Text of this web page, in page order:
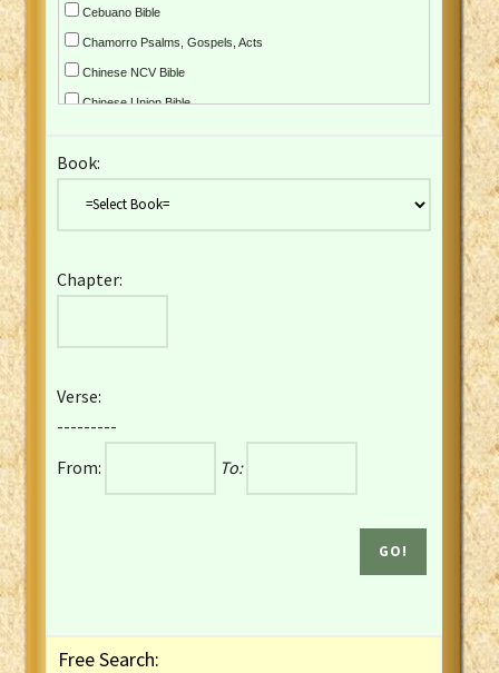
Cebuano Bible
Chamorro Psalms, Gospels, Acts
Chinese NCV Bible
Chinese Union Bible
Czech Kralicka Bible
English YLT 1898 Bible
French Darby Bible
French Louis Segond Bible
Gaelic (Manx) Selections
Gaelic (Scottish) Mark
Book:
Chapter:
Verse:
---------
From:
To:
Free Search: